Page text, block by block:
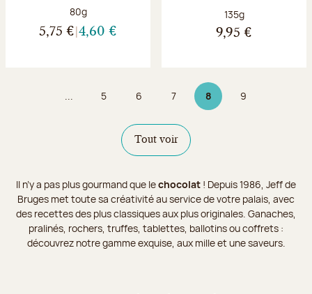
Poids net :
80g
5,75 € 4,60 €
Poids net :
135g
9,95 €
... Page
5 Page
6 Page
7 8Page 8 sur 9
Page
9
Tout voir
Il n’y a pas plus gourmand que lechocolat ! Depuis 1986, Jeff de
Bruges met toute sa créativité au service de votre palais, avec
des recettes des plus classiques aux plus originales. Ganaches,
pralinés, rochers, truffes, tablettes, ballotins ou coffrets :
découvrez notre gamme exquise, aux mille et une saveurs.